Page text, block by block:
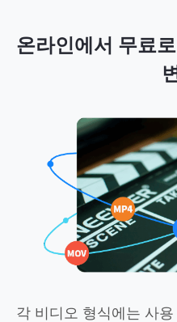
온라인에서 무료
각 비디오 형식에는 사